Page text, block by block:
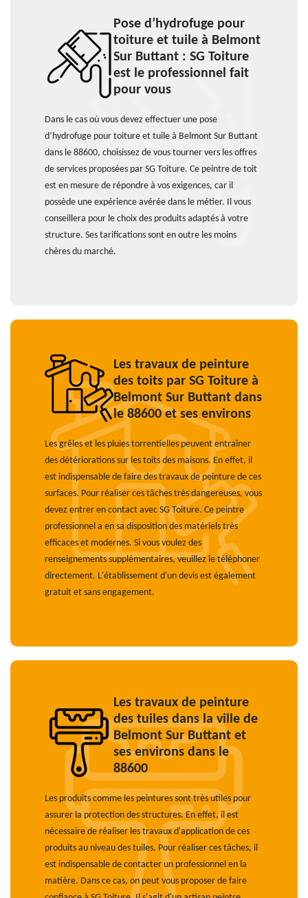
Pose d’hydrofuge pour
toiture et tuile à Belmont
Sur Buttant : SG Toiture
est le professionnel fait
pour vous
Dans le cas où vous devez effectuer une pose
d’hydrofuge pour toiture et tuile à Belmont Sur Buttant
dans le 88600, choisissez de vous tourner vers les offres
de services proposées par SG Toiture. Ce peintre de toit
est en mesure de répondre à vos exigences, car il
possède une expérience avérée dans le métier. Il vous
conseillera pour le choix des produits adaptés à votre
structure. Ses tarifications sont en outre les moins
chères du marché.
Les travaux de peinture
des toits par SG Toiture à
Belmont Sur Buttant dans
le 88600 et ses environs
Les grêles et les pluies torrentielles peuvent entraîner
des détériorations sur les toits des maisons. En effet, il
est indispensable de faire des travaux de peinture de ces
surfaces. Pour réaliser ces tâches très dangereuses, vous
devez entrer en contact avec SG Toiture. Ce peintre
professionnel a en sa disposition des matériels très
efficaces et modernes. Si vous voulez des
renseignements supplémentaires, veuillez le téléphoner
directement. L'établissement d'un devis est également
gratuit et sans engagement.
Les travaux de peinture
des tuiles dans la ville de
Belmont Sur Buttant et
ses environs dans le
88600
Les produits comme les peintures sont très utiles pour
assurer la protection des structures. En effet, il est
nécessaire de réaliser les travaux d'application de ces
produits au niveau des tuiles. Pour réaliser ces tâches, il
est indispensable de contacter un professionnel en la
matière. Dans ce cas, on peut vous proposer de faire